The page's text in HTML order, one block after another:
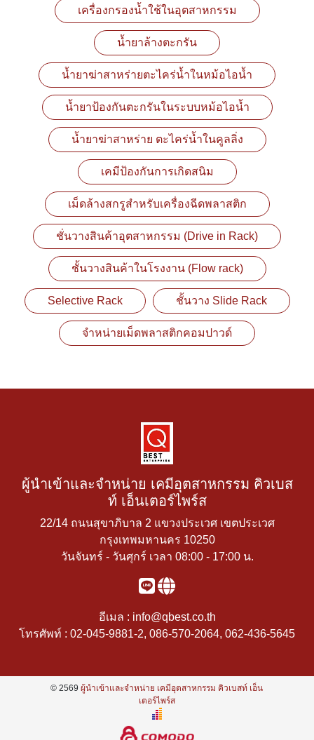
เครื่องกรองน้ำใช้ในอุตสาหกรรม
น้ำยาล้างตะกรัน
น้ำยาฆ่าสาหร่ายตะไคร่น้ำในหม้อไอน้ำ
น้ำยาป้องกันตะกรันในระบบหม้อไอน้ำ
น้ำยาฆ่าสาหร่าย ตะไคร่น้ำในคูลลิ่ง
เคมีป้องกันการเกิดสนิม
เม็ดล้างสกรูสำหรับเครื่องฉีดพลาสติก
ชั่นวางสินค้าอุตสาหกรรม (Drive in Rack)
ชั้นวางสินค้าในโรงงาน (Flow rack)
Selective Rack ชั้นวาง Slide Rack
จำหน่ายเม็ดพลาสติกคอมปาวด์
ผู้นำเข้าและจำหน่าย เคมีอุตสาหกรรม คิวเบส
ท์ เอ็นเตอร์ไพร์ส
22/14 ถนนสุขาภิบาล 2 แขวงประเวศ เขตประเวศ
กรุงเทพมหานคร 10250
วันจันทร์ - วันศุกร์ เวลา 08:00 - 17:00 น.
อีเมล : info@qbest.co.th
โทรศัพท์ : 02-045-9881-2, 086-570-2064, 062-436-5645
© 2569ผู้นำเข้าและจำหน่าย เคมีอุตสาหกรรม คิวเบสท์ เอ็น
เตอร์ไพร์ส